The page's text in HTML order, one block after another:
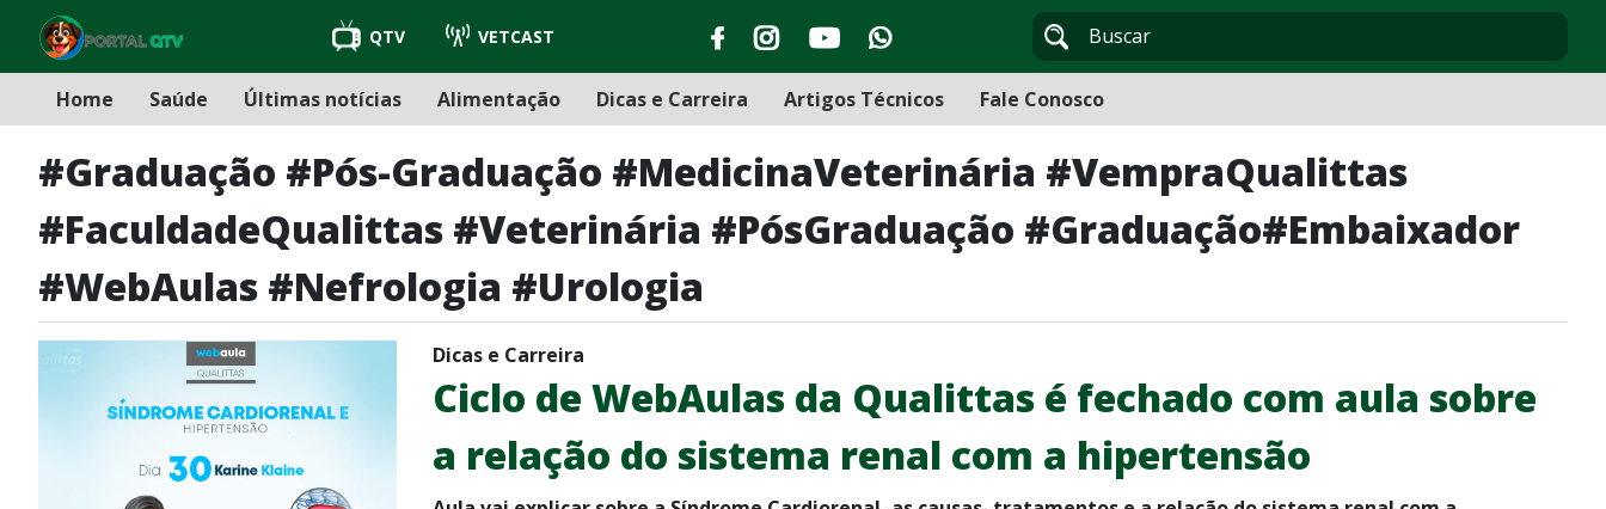
QTV VETCAST
Home Saúde Últimas notícias Alimentação Dicas e Carreira Artigos Técnicos Fale Conosco
#Graduação #Pós-Graduação #MedicinaVeterinária #VempraQualittas
#FaculdadeQualittas #Veterinária #PósGraduação #Graduação#Embaixador
#WebAulas #Nefrologia #Urologia
Dicas e Carreira
Ciclo de WebAulas da Qualittas é fechado com aula sobre
a relação do sistema renal com a hipertensão